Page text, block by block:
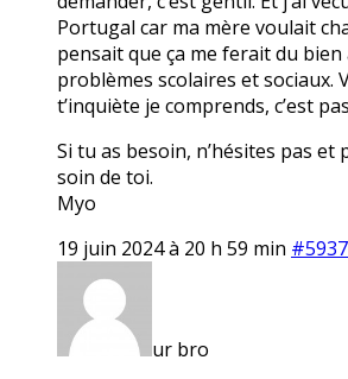
Portugal car ma mère voulait
pensait que ça me ferait du bien
problèmes scolaires et sociaux.
t’inquiète je comprends, c’est
Si tu as besoin, n’hésites pas
soin de toi.
Myo
19 juin 2024 à 20 h 59 min
ur bro